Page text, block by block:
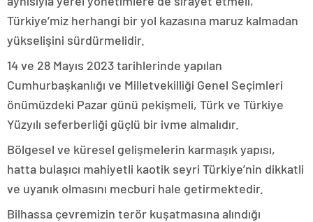
Türkiye’miz herhangi bir yol kazasına maruz kalmadan
yükselişini sürdürmelidir.
14 ve 28 Mayıs 2023 tarihlerinde yapılan
Cumhurbaşkanlığı ve Milletvekilliği Genel Seçimleri
önümüzdeki Pazar günü pekişmeli, Türk ve Türkiye
Yüzyılı seferberliği güçlü bir ivme almalıdır.
Bölgesel ve küresel gelişmelerin karmaşık yapısı,
hatta bulaşıcı mahiyetli kaotik seyri Türkiye’nin dikkatli
ve uyanık olmasını mecburi hale getirmektedir.
Bilhassa çevremizin terör kuşatmasına alındığı